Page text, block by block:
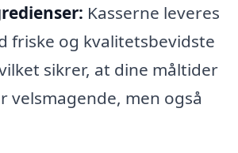
Kasserne leveres
friske og kvalitetsbevidste
sikrer, at dine måltider
velsmagende, men også